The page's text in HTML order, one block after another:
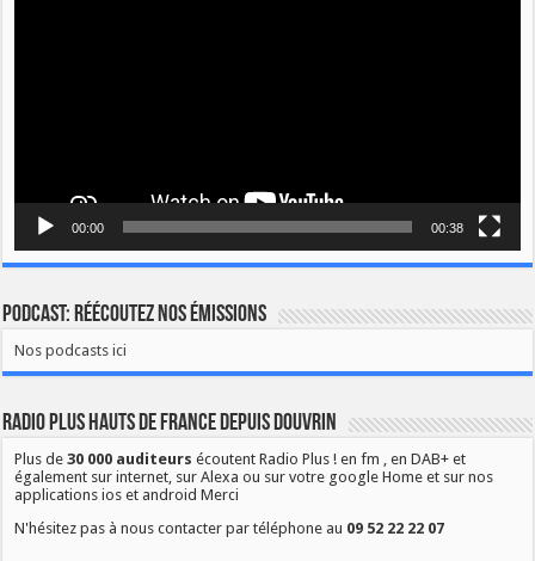
00:00 00:38
Podcast: Réécoutez nos émissions
Nos podcasts ici
Radio Plus Hauts de France depuis Douvrin
Plus de30 000 auditeurs écoutent Radio Plus ! en fm , en DAB+ et
également sur internet, sur Alexa ou sur votre google Home et sur nos
applications ios et android Merci
N'hésitez pas à nous contacter par téléphone au 09 52 22 22 07